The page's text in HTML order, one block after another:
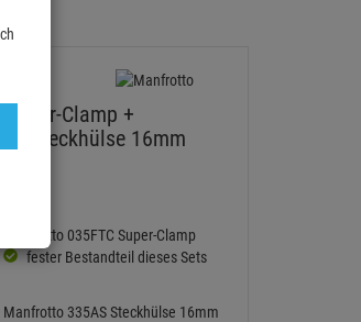
Super-Clamp +
Steckhülse 16mm
Manfrotto 035FTC Super-Clamp
fester Bestandteil dieses Sets
Manfrotto 335AS Steckhülse 16mm